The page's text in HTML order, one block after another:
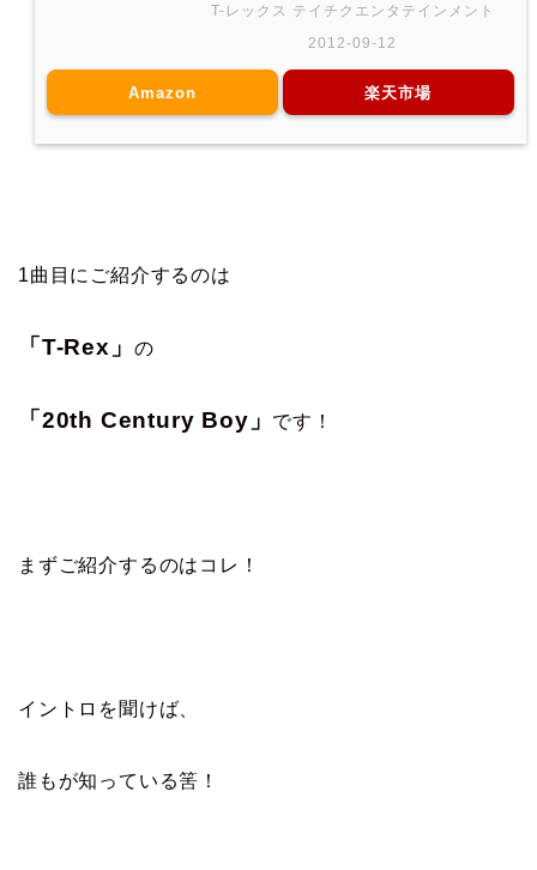
T-レックス テイチクエンタテインメント
2012-09-12
Amazon 楽天市場
1曲目にご紹介するのは
「T-Rex」 の
「20th Century Boy」 です！
まずご紹介するのはコレ！
イントロを聞けば、
誰もが知っている筈！